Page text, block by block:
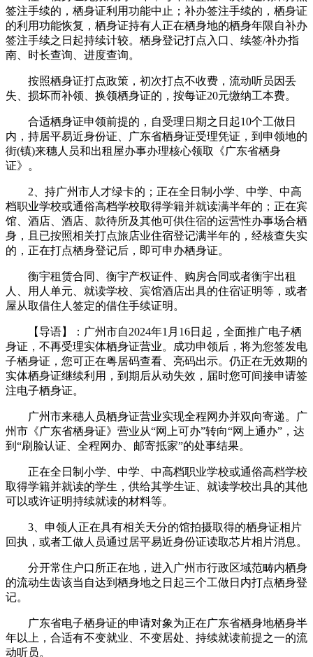
签注手续的，栖身证利用功能中止；补办签注手续的，栖身证
的利用功能恢复，栖身证持有人正在栖身地的栖身年限自补办
签注手续之日起持续计较。栖身登记打点入口、续签/补办指
南、时长查询、进度查询。
按照栖身证打点政策，初次打点不收费，流动听员因丢
失、损坏而补领、换领栖身证的，按每证20元缴纳工本费。
合适栖身证申领前提的，自受理日期之日起10个工做日
内，持居平易近身份证、广东省栖身证受理凭证，到申领地的
街(镇)来穗人员和出租屋办事办理核心领取《广东省栖身
证》。
2、持广州市人才绿卡的；正在全日制小学、中学、中高
档职业学校或通俗高档学校取得学籍并就读满半年的；正在宾
馆、酒店、酒店、款待所及其他可供住宿的运营性办事场合栖
身，且已按照相关打点旅店业住宿登记满半年的，经核查失实
的，正在打点栖身登记后，即可申办栖身证。
衡宇租赁合同、衡宇产权证件、购房合同或者衡宇出租
人、用人单元、就读学校、宾馆酒店出具的住宿证明等，或者
屋从取借住人签定的借住手续证明。
【导语】：广州市自2024年1月16日起，全面推广电子栖
身证，不再受理实体栖身证营业。成功申领后，将为您签发电
子栖身证，您可正在粤居码查看、亮码出示。仍正在无效期的
实体栖身证继续利用，到期后从动失效，届时您可间接申请签
注电子栖身证。
广州市来穗人员栖身证营业实现全程网办并双向寄递。广
州市《广东省栖身证》营业从“网上可办”转向“网上通办”，达
到“刷脸认证、全程网办、邮寄抵家”的处事结果。
正在全日制小学、中学、中高档职业学校或通俗高档学校
取得学籍并就读的学生，供给其学生证、就读学校出具的其他
可以或许证明持续就读的材料等。
3、申领人正在具有相关天分的馆拍摄取得的栖身证相片
回执，或者工做人员通过居平易近身份证读取芯片相片消息。
分开常住户口所正在地，进入广州市行政区域范畴内栖身
的流动生齿该当自达到栖身地之日起三个工做日内打点栖身登
记。
广东省电子栖身证的申请对象为正在广东省栖身地栖身半
年以上，合适有不变就业、不变居处、持续就读前提之一的流
动听员。